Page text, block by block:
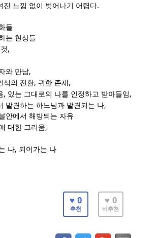
진 느낌 없이 벗어나기 어렵다.
들
는 현상들
,
와 만남,
식의 전환, 귀한 존재 ,
, 있는 그대로의 나를 인정하고 받아들임 ,
발견하는 하느님과 발견되는 나,
안에서 해방되는 자유
대한 그리움,
나, 되어가는 나
♥ 0
추천
♥ 0
비추천